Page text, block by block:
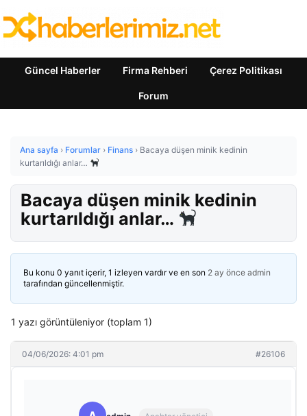
Güncel Haberler Firma Rehberi Çerez Politikası
Forum
Ana sayfa › Forumlar › Finans › Bacaya düşen minik kedinin
kurtarıldığı anlar…
Bacaya düşen minik kedinin
kurtarıldığı anlar…
Bu konu 0 yanıt içerir, 1 izleyen vardır ve en son 2 ay önce admin
tarafından güncellenmiştir.
1 yazı görüntüleniyor (toplam 1)
04/06/2026: 4:01 pm #26106